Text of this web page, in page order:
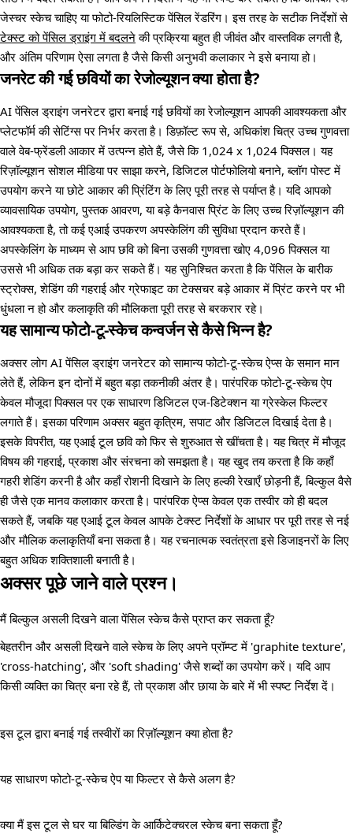
जेस्चर स्केच चाहिए या फोटो-रियलिस्टिक पेंसिल रेंडरिंग। इस तरह के सटीक निर्देशों से
टेक्स्ट को पेंसिल ड्राइंग में बदलनेकी प्रक्रिया बहुत ही जीवंत और वास्तविक लगती है,
और अंतिम परिणाम ऐसा लगता है जैसे किसी अनुभवी कलाकार ने इसे बनाया हो।
जनरेट की गई छवियों का रेजोल्यूशन क्या होता है?
AI पेंसिल ड्राइंग जनरेटर द्वारा बनाई गई छवियों का रेजोल्यूशन आपकी आवश्यकता और
प्लेटफॉर्म की सेटिंग्स पर निर्भर करता है। डिफ़ॉल्ट रूप से, अधिकांश चित्र उच्च गुणवत्ता
वाले वेब-फ्रेंडली आकार में उत्पन्न होते हैं, जैसे कि 1,024 x 1,024 पिक्सल। यह
रिज़ॉल्यूशन सोशल मीडिया पर साझा करने, डिजिटल पोर्टफोलियो बनाने, ब्लॉग पोस्ट में
उपयोग करने या छोटे आकार की प्रिंटिंग के लिए पूरी तरह से पर्याप्त है। यदि आपको
व्यावसायिक उपयोग, पुस्तक आवरण, या बड़े कैनवास प्रिंट के लिए उच्च रिज़ॉल्यूशन की
आवश्यकता है, तो कई एआई उपकरण अपस्केलिंग की सुविधा प्रदान करते हैं।
अपस्केलिंग के माध्यम से आप छवि को बिना उसकी गुणवत्ता खोए 4,096 पिक्सल या
उससे भी अधिक तक बड़ा कर सकते हैं। यह सुनिश्चित करता है कि पेंसिल के बारीक
स्ट्रोक्स, शेडिंग की गहराई और ग्रेफाइट का टेक्सचर बड़े आकार में प्रिंट करने पर भी
धुंधला न हो और कलाकृति की मौलिकता पूरी तरह से बरकरार रहे।
यह सामान्य फोटो-टू-स्केच कन्वर्जन से कैसे भिन्न है?
अक्सर लोग AI पेंसिल ड्राइंग जनरेटर को सामान्य फोटो-टू-स्केच ऐप्स के समान मान
लेते हैं, लेकिन इन दोनों में बहुत बड़ा तकनीकी अंतर है। पारंपरिक फोटो-टू-स्केच ऐप
केवल मौजूदा पिक्सल पर एक साधारण डिजिटल एज-डिटेक्शन या ग्रेस्केल फिल्टर
लगाते हैं। इसका परिणाम अक्सर बहुत कृत्रिम, सपाट और डिजिटल दिखाई देता है।
इसके विपरीत, यह एआई टूल छवि को फिर से शुरुआत से खींचता है। यह चित्र में मौजूद
विषय की गहराई, प्रकाश और संरचना को समझता है। यह खुद तय करता है कि कहाँ
गहरी शेडिंग करनी है और कहाँ रोशनी दिखाने के लिए हल्की रेखाएँ छोड़नी हैं, बिल्कुल वैसे
ही जैसे एक मानव कलाकार करता है। पारंपरिक ऐप्स केवल एक तस्वीर को ही बदल
सकते हैं, जबकि यह एआई टूल केवल आपके टेक्स्ट निर्देशों के आधार पर पूरी तरह से नई
और मौलिक कलाकृतियाँ बना सकता है। यह रचनात्मक स्वतंत्रता इसे डिजाइनरों के लिए
बहुत अधिक शक्तिशाली बनाती है।
अक्सर पूछे जाने वाले प्रश्न।
मैं बिल्कुल असली दिखने वाला पेंसिल स्केच कैसे प्राप्त कर सकता हूँ?
बेहतरीन और असली दिखने वाले स्केच के लिए अपने प्रॉम्प्ट में 'graphite texture',
'cross-hatching', और 'soft shading' जैसे शब्दों का उपयोग करें। यदि आप
किसी व्यक्ति का चित्र बना रहे हैं, तो प्रकाश और छाया के बारे में भी स्पष्ट निर्देश दें।
इस टूल द्वारा बनाई गई तस्वीरों का रिज़ॉल्यूशन क्या होता है?
यह साधारण फोटो-टू-स्केच ऐप या फिल्टर से कैसे अलग है?
क्या मैं इस टूल से घर या बिल्डिंग के आर्किटेक्चरल स्केच बना सकता हूँ?